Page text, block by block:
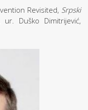
Revisited, Srpski
ur. Duško Dimitrijević,